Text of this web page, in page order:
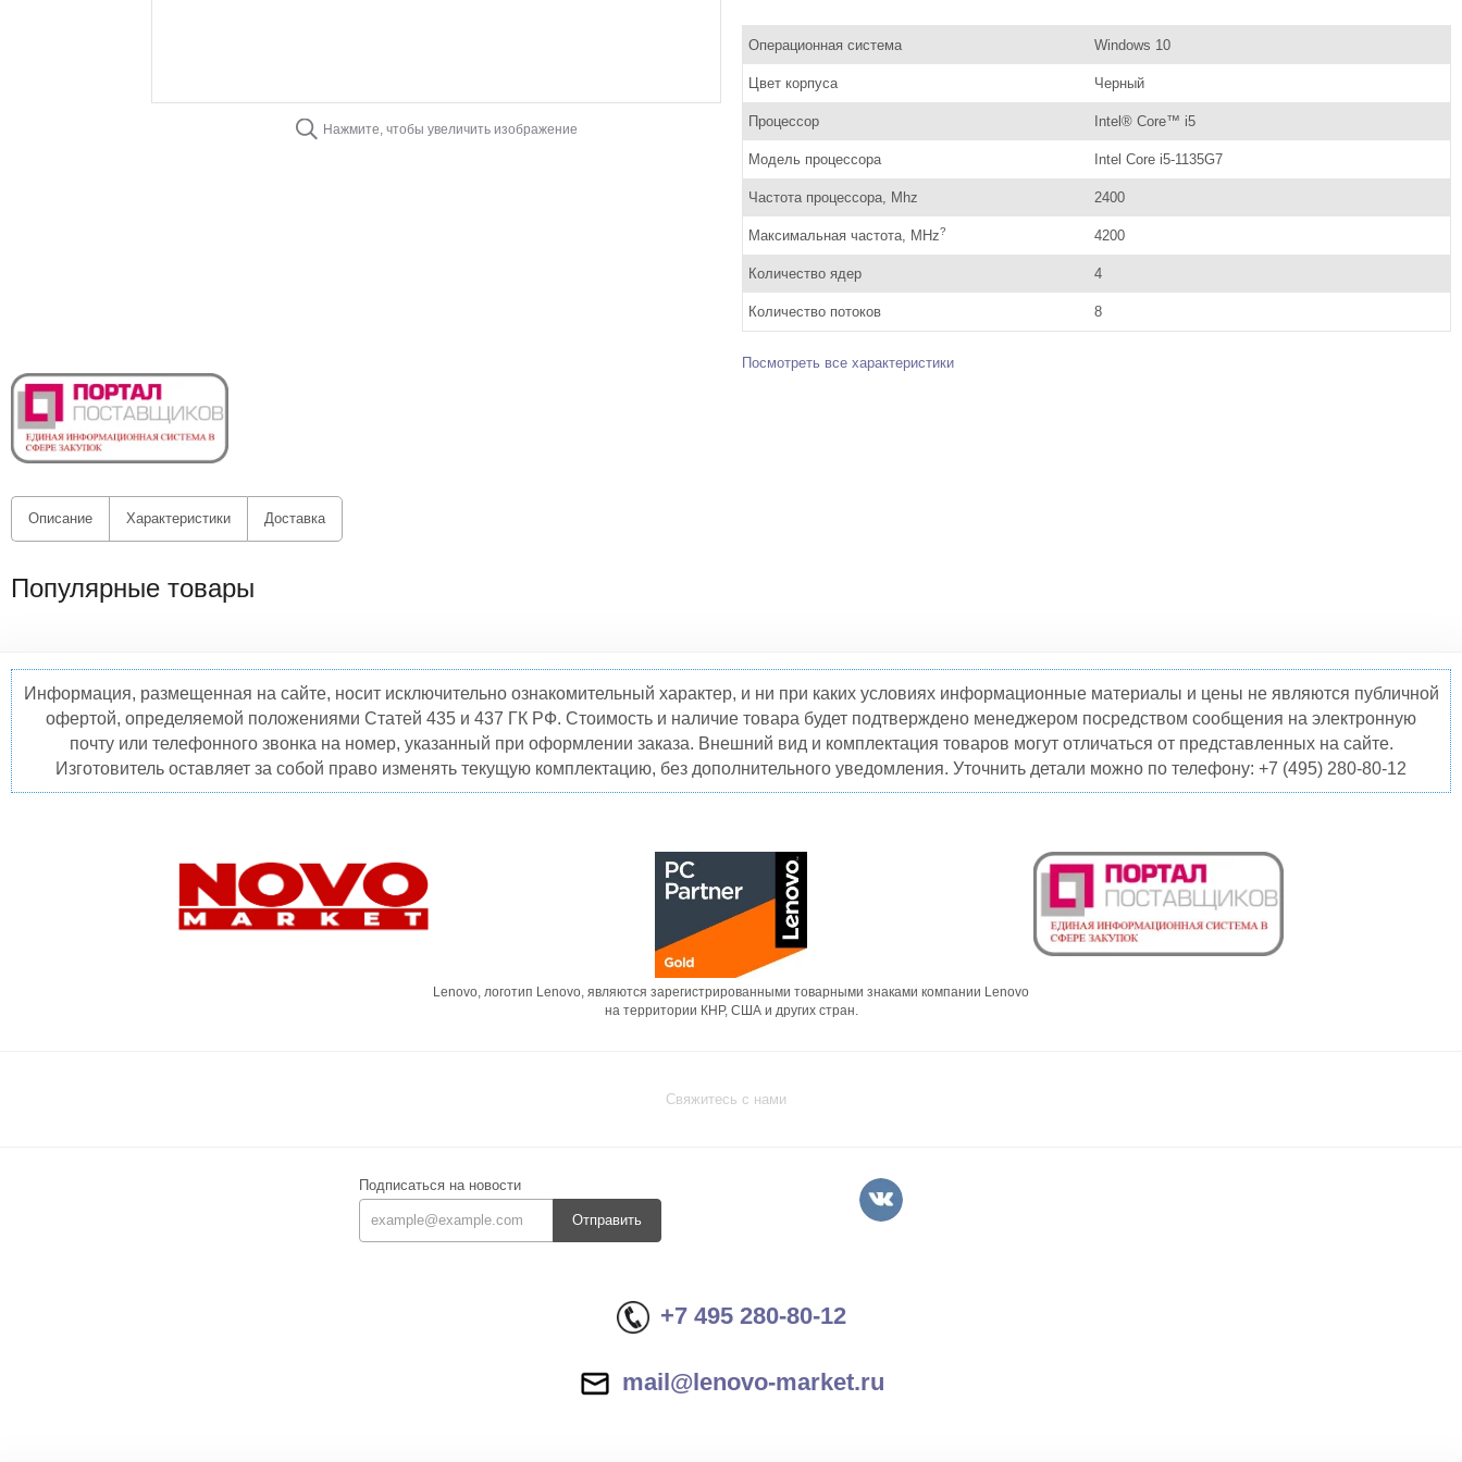
Нажмите, чтобы увеличить изображение
Операционная система Windows 10
Цвет корпуса Черный
Процессор Intel® Core™ i5
Модель процессора Intel Core i5-1135G7
Частота процессора, Mhz 2400
Максимальная частота, MHz? 4200
Количество ядер 4
Количество потоков 8
Посмотреть все характеристики
Описание Характеристики Доставка
Популярные товары
Информация, размещенная на сайте, носит исключительно ознакомительный характер, и ни при каких условиях информационные материалы и цены не являются публичной
офертой, определяемой положениями Статей 435 и 437 ГК РФ. Стоимость и наличие товара будет подтверждено менеджером посредством сообщения на электронную
почту или телефонного звонка на номер, указанный при оформлении заказа. Внешний вид и комплектация товаров могут отличаться от представленных на сайте.
Изготовитель оставляет за собой право изменять текущую комплектацию, без дополнительного уведомления. Уточнить детали можно по телефону: +7 (495) 280-80-12
Lenovo, логотип Lenovo, являются зарегистрированными товарными знаками компании Lenovo
на территории КНР, США и других стран.
Свяжитесь с нами
Подписаться на новости
Отправить
+7 495 280-80-12
mail@lenovo-market.ru